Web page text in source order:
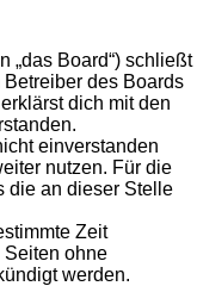
„das Board“) schließt
des Boards
dich mit den
einverstanden
nutzen. Für die
die an dieser Stelle
Zeit
ohne
werden.